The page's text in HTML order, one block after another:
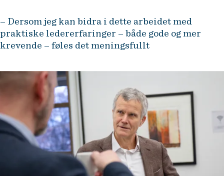
– Dersom jeg kan bidra i dette arbeidet med
praktiske ledererfaringer – både gode og mer
krevende – føles det meningsfullt